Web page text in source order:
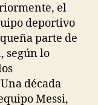
el
deportivo
parte de
según lo
década
Messi,